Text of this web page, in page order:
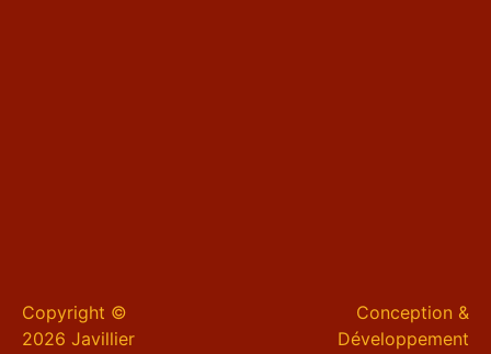
Copyright ©
2026 Javillier
Conception &
Développement